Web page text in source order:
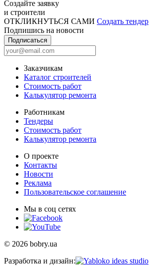
Создайте заявку
и строители
ОТКЛИКНУТЬСЯ САМИ Создать тендер
Подпишись на новости
Подписаться
Заказчикам
Каталог строителей
Стоимость работ
Калькулятор ремонта
Работникам
Тендеры
Стоимость работ
Калькулятор ремонта
О проекте
Контакты
Новости
Реклама
Пользовательское соглашение
Мы в соц сетях
© 2026 bobry.ua
Разработка и дизайн: